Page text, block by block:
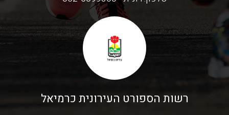
רשות הספורט העירונית כרמיאל